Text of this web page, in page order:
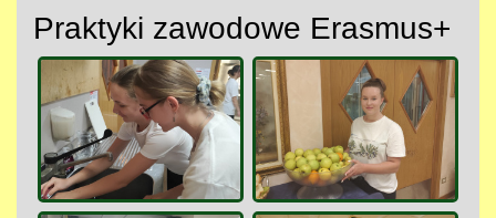
Praktyki zawodowe Erasmus+